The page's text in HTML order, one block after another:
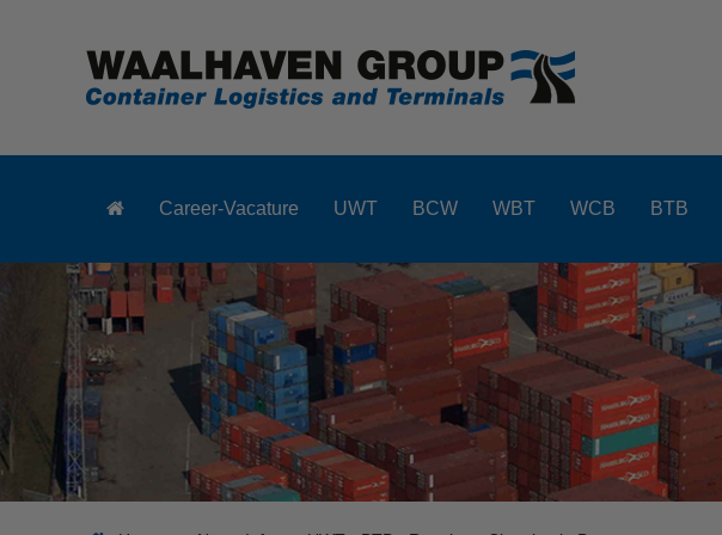
Career-Vacature UWT BCW WBT WCB BTB